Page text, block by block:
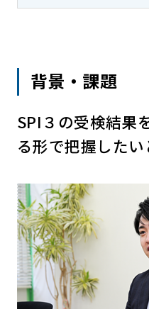
背景・課題
SPI３の受検結果
る形で把握した